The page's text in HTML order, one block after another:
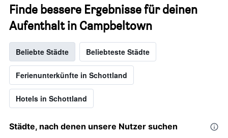
Finde bessere Ergebnisse für deinen
Aufenthalt in Campbeltown
Beliebte Städte Beliebteste Städte
Ferienunterkünfte in Schottland
Hotels in Schottland
Städte, nach denen unsere Nutzer suchen